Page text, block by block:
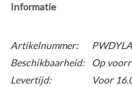
Informatie
Artikelnummer:
Beschikbaarheid:
Op
Levertijd:
Voor